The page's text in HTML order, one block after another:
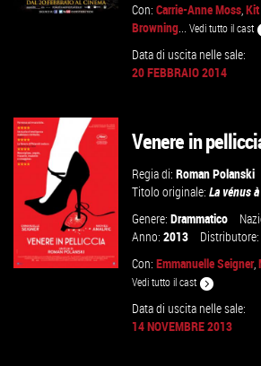
Con:Carrie-Anne Moss,
Browning...Vedi tutto il cast
Data di uscita nelle sale:
20 FEBBRAIO 2014
Venere in
Regia di:Roman Polanski
Titolo originale:La vénus
Genere:Drammatico
Anno:2013
Con:Emmanuelle Seigner,
Vedi tutto il cast
Data di uscita nelle sale:
14 NOVEMBRE 2013